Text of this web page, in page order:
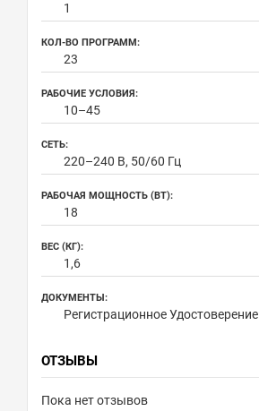
1
КОЛ-ВО ПРОГРАММ:
23
РАБОЧИЕ УСЛОВИЯ:
10–45
СЕТЬ:
220–240 В, 50/60 Гц
РАБОЧАЯ МОЩНОСТЬ (ВТ):
18
ВЕС (КГ):
1,6
ДОКУМЕНТЫ:
Регистрационное Удостоверение
ОТЗЫВЫ
Пока нет отзывов